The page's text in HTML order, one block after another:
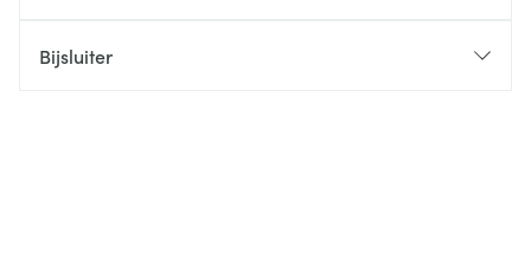
Bijsluiter